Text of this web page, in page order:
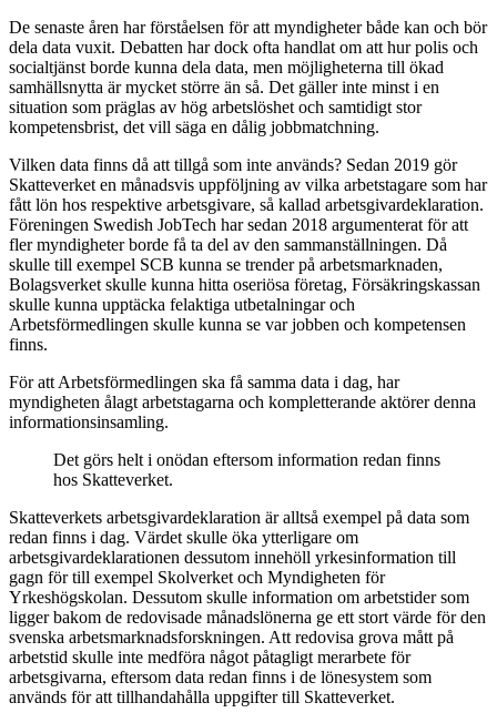
De senaste åren har förståelsen för att myndigheter både kan och bör
dela data vuxit. Debatten har dock ofta handlat om att hur polis och
socialtjänst borde kunna dela data, men möjligheterna till ökad
samhällsnytta är mycket större än så. Det gäller inte minst i en
situation som präglas av hög arbetslöshet och samtidigt stor
kompetensbrist, det vill säga en dålig jobbmatchning.
Vilken data finns då att tillgå som inte används? Sedan 2019 gör
Skatteverket en månadsvis uppföljning av vilka arbetstagare som har
fått lön hos respektive arbetsgivare, så kallad arbetsgivardeklaration.
Föreningen Swedish JobTech har sedan 2018 argumenterat för att
fler myndigheter borde få ta del av den sammanställningen. Då
skulle till exempel SCB kunna se trender på arbetsmarknaden,
Bolagsverket skulle kunna hitta oseriösa företag, Försäkringskassan
skulle kunna upptäcka felaktiga utbetalningar och
Arbetsförmedlingen skulle kunna se var jobben och kompetensen
finns.
För att Arbetsförmedlingen ska få samma data i dag, har
myndigheten ålagt arbetstagarna och kompletterande aktörer denna
informationsinsamling.
Det görs helt i onödan eftersom information redan finns
hos Skatteverket.
Skatteverkets arbetsgivardeklaration är alltså exempel på data som
redan finns i dag. Värdet skulle öka ytterligare om
arbetsgivardeklarationen dessutom innehöll yrkesinformation till
gagn för till exempel Skolverket och Myndigheten för
Yrkeshögskolan. Dessutom skulle information om arbetstider som
ligger bakom de redovisade månadslönerna ge ett stort värde för den
svenska arbetsmarknadsforskningen. Att redovisa grova mått på
arbetstid skulle inte medföra något påtagligt merarbete för
arbetsgivarna, eftersom data redan finns i de lönesystem som
används för att tillhandahålla uppgifter till Skatteverket.